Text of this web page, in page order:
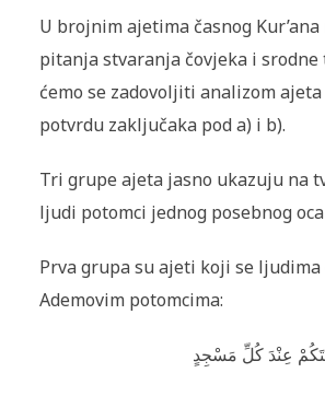
U brojnim ajetima časnog
pitanja stvaranja čovjeka i srodne
ćemo se zadovoljiti analizom
potvrdu zaključaka pod a) i b).
Tri grupe ajeta jasno ukazuju na
ljudi potomci jednog posebnog
Prva grupa su ajeti koji se
Ademovim potomcima:
عِنْدَ كُلِّ مَسْجِدٍ